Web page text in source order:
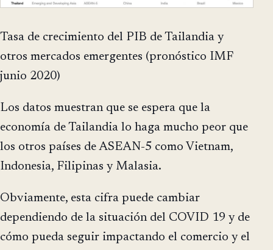
Tasa de crecimiento del PIB de Tailandia y
otros mercados emergentes (pronóstico IMF
junio 2020)
Los datos muestran que se espera que la
economía de Tailandia lo haga mucho peor que
los otros países de ASEAN-5 como Vietnam,
Indonesia, Filipinas y Malasia.
Obviamente, esta cifra puede cambiar
dependiendo de la situación del COVID 19 y de
cómo pueda seguir impactando el comercio y el